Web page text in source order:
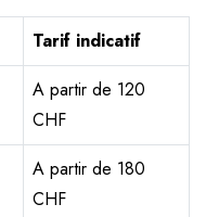
Tarif indicatif
A partir de 120
CHF
A partir de 180
CHF